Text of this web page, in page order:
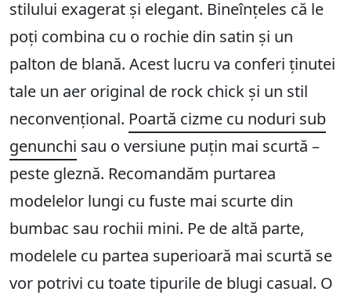
stilului exagerat și elegant. Bineînțeles că le
poți combina cu o rochie din satin și un
palton de blană. Acest lucru va conferi ținutei
tale un aer original de rock chick și un stil
neconvențional. Poartă cizme cu noduri sub
genunchi sau o versiune puțin mai scurtă –
peste gleznă. Recomandăm purtarea
modelelor lungi cu fuste mai scurte din
bumbac sau rochii mini. Pe de altă parte,
modelele cu partea superioară mai scurtă se
vor potrivi cu toate tipurile de blugi casual. O